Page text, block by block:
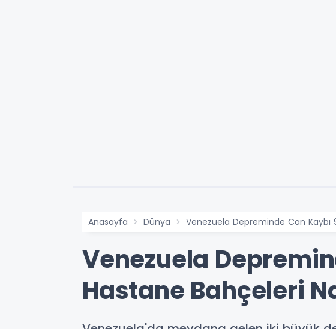
Anasayfa Dünya Venezuela Depreminde Can Kaybı
Venezuela
Hastane Bahçeleri